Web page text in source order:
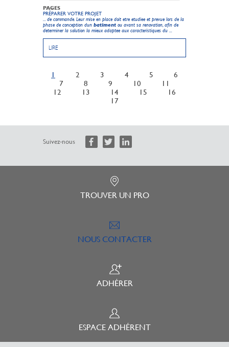
PAGES
PRÉPARER VOTRE PROJET
... de commande. Leur mise en place doit etre etudiee et prevue lors de la
phase de conception dun batiment ou avant sa renovation, afin de
determiner la solution la mieux adaptee aux caracteristiques du ...
LIRE
1 2 3 4 5
6
7
8 9 10
11
12
13 14 15
16
17
Suivez-nous
TROUVER UN PRO
NOUS CONTACTER
ADHÉRER
ESPACE ADHÉRENT